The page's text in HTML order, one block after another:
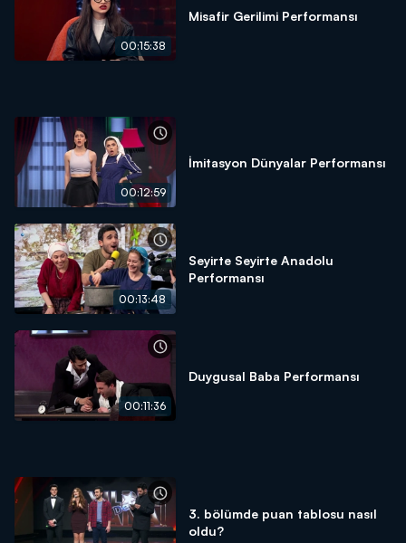
00:15:38
Misafir Gerilimi Performansı
00:12:59
İmitasyon Dünyalar Performansı
00:13:48
Seyirte Seyirte Anadolu
Performansı
00:11:36
Duygusal Baba Performansı
3. bölümde puan tablosu nasıl
oldu?